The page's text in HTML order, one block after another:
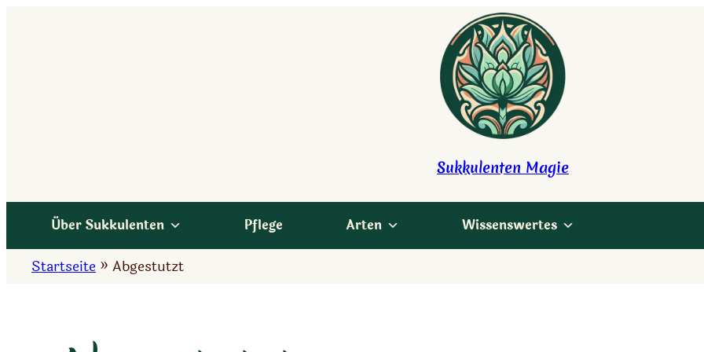
Sukkulenten Magie
Über Sukkulenten Pflege Arten Wissenswertes
Startseite » Abgestutzt